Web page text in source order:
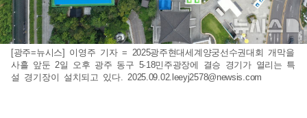
[광주=뉴시스] 이영주 기자 = 2025광주현대세계양궁선수권대회 개막을
사흘 앞둔 2일 오후 광주 동구 5·18민주광장에 결승 경기가 열리는 특
설 경기장이 설치되고 있다.2025.09.02.leeyj2578@newsis.com